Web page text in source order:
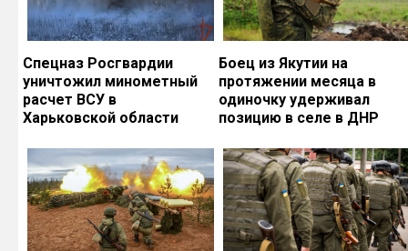
Спецназ Росгвардии
уничтожил минометный
расчет ВСУ в
Харьковской области
Боец из Якутии на
протяжении месяца в
одиночку удерживал
позицию в селе в ДНР